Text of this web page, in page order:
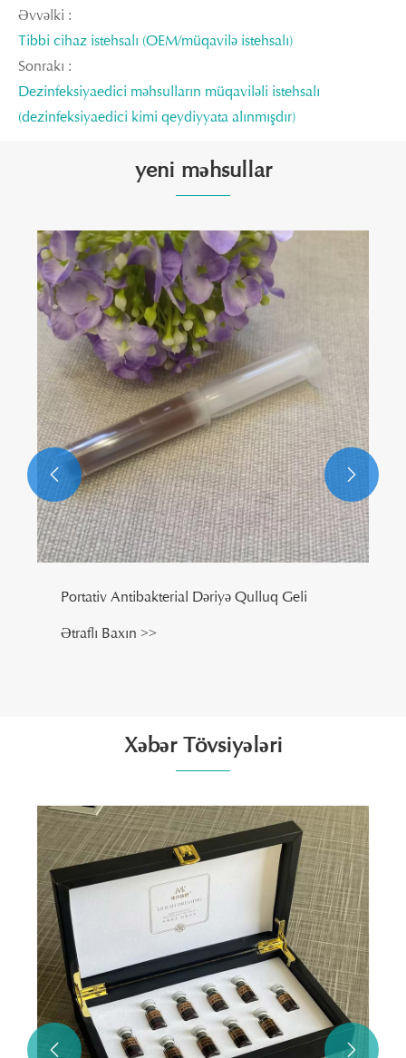
Əvvəlki :
Tibbi cihaz istehsalı (OEM/müqavilə istehsalı)
Sonrakı :
Dezinfeksiyaedici məhsulların müqaviləli istehsalı
(dezinfeksiyaedici kimi qeydiyyata alınmışdır)
yeni məhsullar
Portativ Antibakterial Dəriyə Qulluq Geli
Ətraflı Baxın >>
 
Xəbər Tövsiyələri
 